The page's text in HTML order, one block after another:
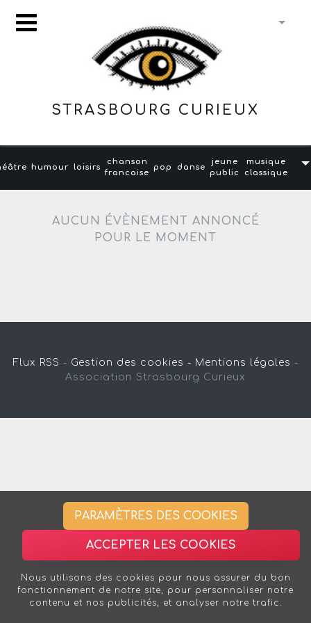
STRASBOURG CURIEUX
humour loisirs
chanson
francaise
pop danse
jeune
public
musique
classique
AUCUN ÉVÈNEMENT ANNONCÉ
POUR LE MOMENT
Flux RSS - Gestion des cookies - Mentions légales -
Association Strasbourg Curieux
PARAMÈTRES DES COOKIES
ACCEPTER LES COOKIES
Nous utilisons des cookies pour nous assurer du bon
fonctionnement de notre site, pour personnaliser notre
contenu et nos publicités, et analyser notre trafic.